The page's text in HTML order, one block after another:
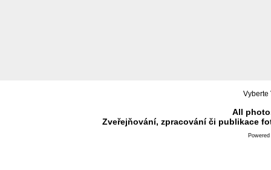
Vyberte
All
Zveřejňování, zpracování či publikace